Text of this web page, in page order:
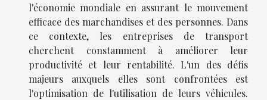
l'économie mondiale en assurant le mouvement
efficace des marchandises et des personnes. Dans
ce contexte, les entreprises de transport
cherchent constamment à améliorer leur
productivité et leur rentabilité. L'un des défis
majeurs auxquels elles sont confrontées est
l'optimisation de l'utilisation de leurs véhicules.